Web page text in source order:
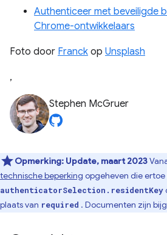
Authenticeer met beveiligde
Chrome-ontwikkelaars
Foto door Franck op Unsplash
,
Stephen McGruer
Opmerking: Update, maart 2023
technische beperking opgeheven die
authenticatorSelection.residentKey
plaats van required . Documenten zijn